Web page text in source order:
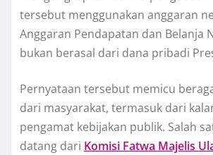
tersebut menggunakan anggaran
Anggaran Pendapatan dan Belanja
bukan berasal dari dana pribadi
Pernyataan tersebut memicu
dari masyarakat, termasuk dari
pengamat kebijakan publik. Salah
datang dari Komisi Fatwa Majelis